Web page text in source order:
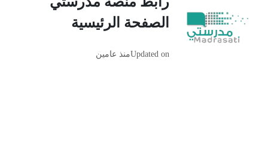
الصفحة الرئيسية
Updated onمنذ عامين